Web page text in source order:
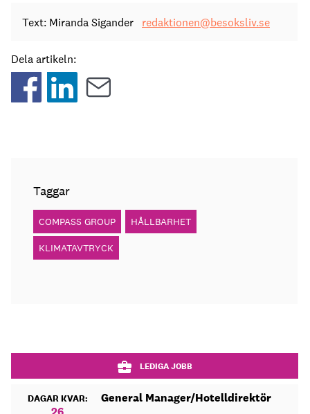
Text: Miranda Sigander redaktionen@besoksliv.se
Dela artikeln:
Taggar
COMPASS GROUP HÅLLBARHET
KLIMATAVTRYCK
LEDIGA JOBB
DAGAR KVAR: General Manager/Hotelldirektör